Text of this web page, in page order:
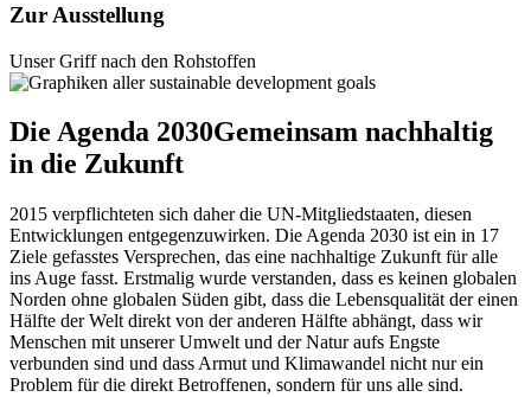
Zur Ausstellung
Unser Griff nach den Rohstoffen
Die Agenda 2030Gemeinsam nachhaltig
in die Zukunft
2015 verpflichteten sich daher die UN-Mitgliedstaaten, diesen
Entwicklungen entgegenzuwirken. Die Agenda 2030 ist ein in 17
Ziele gefasstes Versprechen, das eine nachhaltige Zukunft für alle
ins Auge fasst. Erstmalig wurde verstanden, dass es keinen globalen
Norden ohne globalen Süden gibt, dass die Lebensqualität der einen
Hälfte der Welt direkt von der anderen Hälfte abhängt, dass wir
Menschen mit unserer Umwelt und der Natur aufs Engste
verbunden sind und dass Armut und Klimawandel nicht nur ein
Problem für die direkt Betroffenen, sondern für uns alle sind.